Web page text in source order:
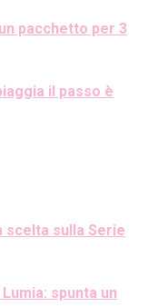
pacchetto per 3
il passo è
scelta sulla Serie
spunta un